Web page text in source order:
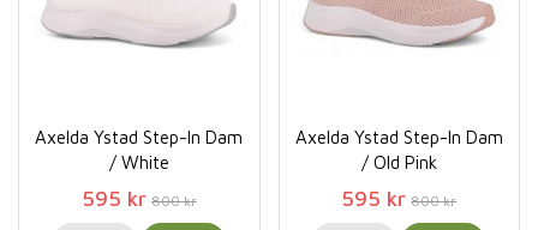
Axelda Ystad Step-In Dam
/ White
595 kr 800 kr
Axelda Ystad Step-In Dam
/ Old Pink
595 kr 800 kr